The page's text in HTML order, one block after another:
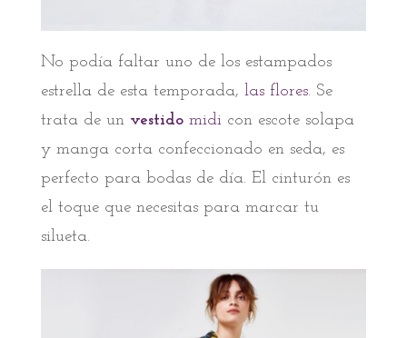
No podía faltar uno de los estampados
estrella de esta temporada, las flores. Se
trata de un vestido midicon escote solapa
y manga corta confeccionado en seda, es
perfecto para bodas de día. El cinturón es
el toque que necesitas para marcar tu
silueta.